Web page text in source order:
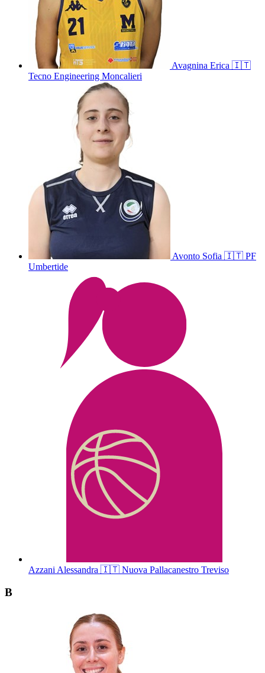
Avagnina Erica 🇮🇹
Tecno Engineering Moncalieri
Avonto Sofia 🇮🇹 PF
Umbertide
AzzaniAlessandra 🇮🇹 Nuova Pallacanestro Treviso
B